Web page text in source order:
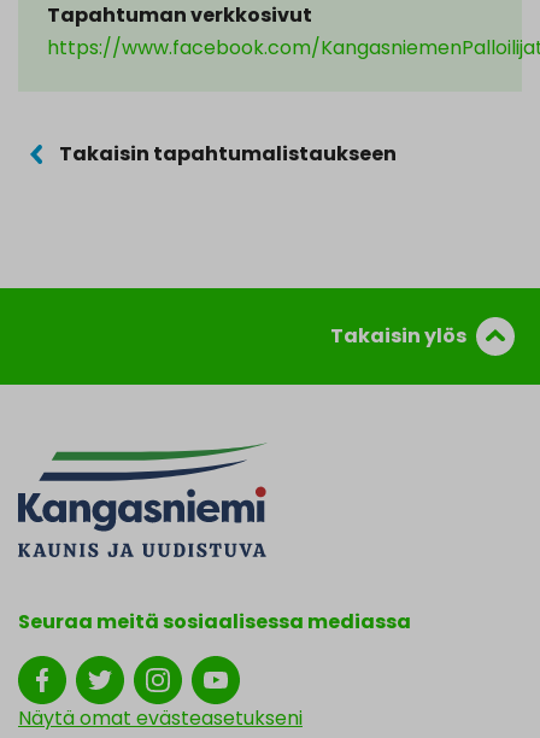
Tapahtuman verkkosivut
https://www.facebook.com/
Takaisin tapahtumalistaukseen
Takaisin ylös
Seuraa meitä sosiaalisessa mediassa
Näytä omat evästeasetukseni